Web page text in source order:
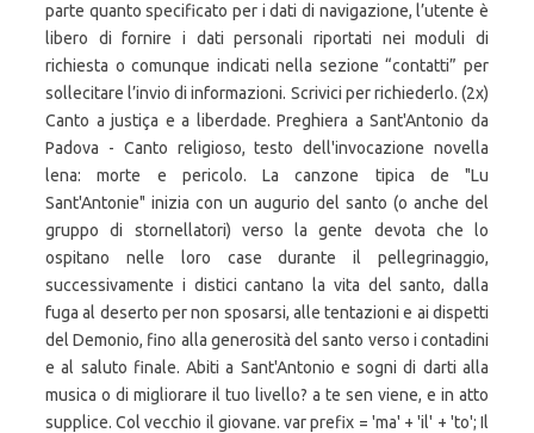
parte quanto specificato per i dati di navigazione, l’utente è
libero di fornire i dati personali riportati nei moduli di
richiesta o comunque indicati nella sezione “contatti” per
sollecitare l’invio di informazioni. Scrivici per richiederlo. (2x)
Canto a justiça e a liberdade. Preghiera a Sant'Antonio da
Padova - Canto religioso, testo dell'invocazione novella
lena: morte e pericolo. La canzone tipica de "Lu
Sant'Antonie" inizia con un augurio del santo (o anche del
gruppo di stornellatori) verso la gente devota che lo
ospitano nelle loro case durante il pellegrinaggio,
successivamente i distici cantano la vita del santo, dalla
fuga al deserto per non sposarsi, alle tentazioni e ai dispetti
del Demonio, fino alla generosità del santo verso i contadini
e al saluto finale. Abiti a Sant'Antonio e sogni di darti alla
musica o di migliorare il tuo livello? a te sen viene, e in atto
supplice. Col vecchio il giovane. var prefix = 'ma' + 'il' + 'to'; Il